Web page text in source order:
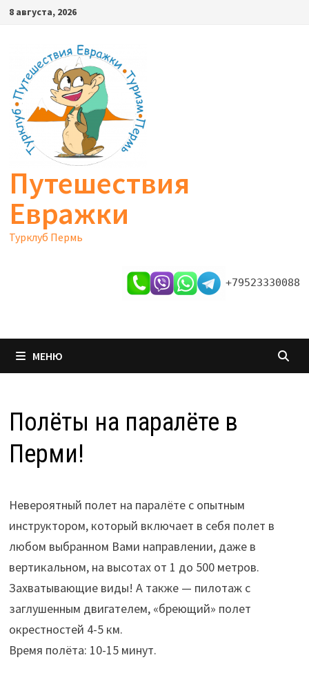
Перейти
содержимому
8 августа, 2026
Путешествия
Евражки
Турклуб Пермь
+79523330088
МЕНЮ
Полёты на паралёте в
Перми!
Невероятный полет на паралёте с опытным
инструктором, который включает в себя полет в
любом выбранном Вами направлении, даже в
вертикальном, на высотах от 1 до 500 метров.
Захватывающие виды! А также — пилотаж с
заглушенным двигателем, «бреющий» полет
окрестностей 4-5 км.
Время полёта: 10-15 минут.